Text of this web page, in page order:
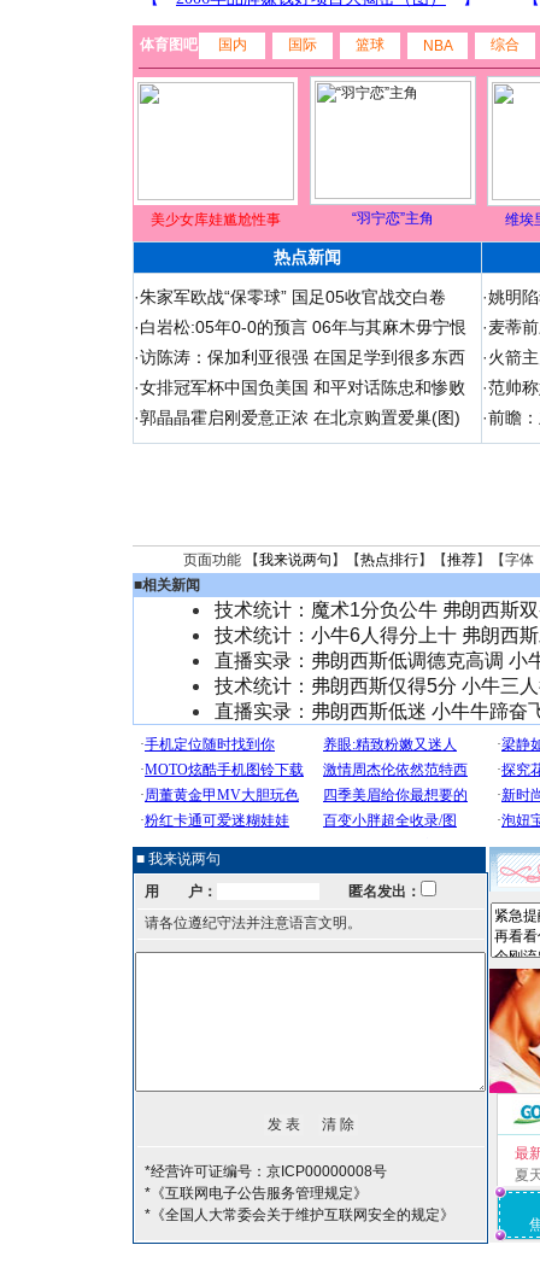
体育图吧 国内 国际 篮球 NBA 综合
美少女库娃尴尬性事 “羽宁恋”主角 维埃
热点新闻
·朱家军欧战“保零球” 国足05收官战交白卷
·白岩松:05年0-0的预言 06年与其麻木毋宁恨
·访陈涛：保加利亚很强 在国足学到很多东西
·女排冠军杯中国负美国 和平对话陈忠和惨败
·郭晶晶霍启刚爱意正浓 在北京购置爱巢(图)
·姚明
·麦蒂
·火箭
·范帅
·前瞻
页面功能 【我来说两句 】【热点排行】【推荐】【字体
■相关新闻
技术统计：魔术1分负公牛 弗朗西斯
技术统计：小牛6人得分上十 弗朗西
直播实录：弗朗西斯低调德克高调 小
技术统计：弗朗西斯仅得5分 小牛三
直播实录：弗朗西斯低迷 小牛牛蹄奋
■ 我来说两句
用 户：
匿名发出：
请各位遵纪守法并注意语言文明。
*经营许可证编号：京ICP00000008号
*《互联网电子公告服务管理规定》
*《全国人大常委会关于维护互联网安全的规定》
最
夏